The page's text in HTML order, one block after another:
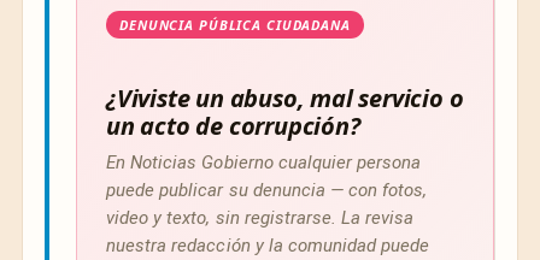
DENUNCIA PÚBLICA CIUDADANA
¿Viviste un abuso, mal servicio o
un acto de corrupción?
En Noticias Gobierno cualquier persona
puede publicar su denuncia — con fotos,
video y texto, sin registrarse. La revisa
nuestra redacción y la comunidad puede